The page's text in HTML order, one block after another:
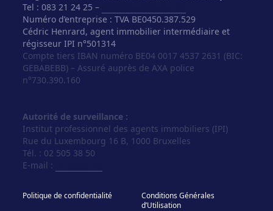
Tel : 083 21 24 25 –
Numéro d’entreprise : TVA BE0450.387.529
Cédric Henrard, agent immobilier intermédiaire et
régisseur IPI n°501314
Compte tiers IBAN numéro BE04 0017 4537 2631 (BIC:
GEBABEBB) – Assuré auprès de AXA police
n°730.390.160
Autorité de surveillance :
Institut professionnel des agents immobiliers (IPI)
Rue du Luxembourg 16 B, 1000 Bruxelles
Tél. : 02 505 38 50
E-mail :
Politique de confidentialité
Conditions Générales
d’Utilisation